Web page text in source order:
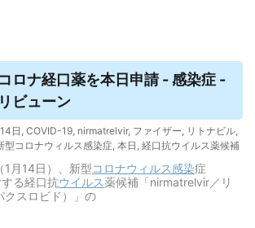
ロナ経口薬を本日申請 - 感染症 -
ビューン
日 , COVID-19, nirmatrelvir, ファイザー, リトナビル,
型コロナウィルス感染症, 本日 , 経口抗ウイルス薬候補
1月14日）、新型コロナウィルス感染症
る経口抗ウイルス薬候補「nirmatrelvir／リ
クスロビド）」の